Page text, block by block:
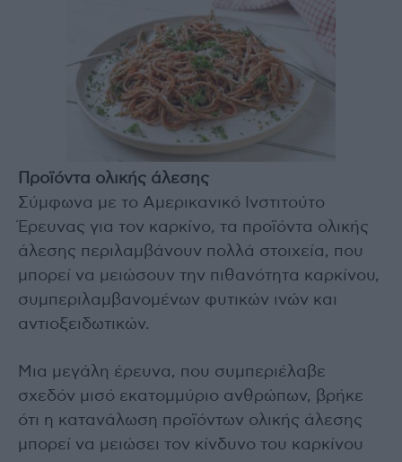
Προϊόντα ολικής άλεσης
Σύμφωνα με το Αμερικανικό Ινστιτούτο
Έρευνας για τον καρκίνο, τα προϊόντα ολικής
άλεσης περιλαμβάνουν πολλά στοιχεία, που
μπορεί να μειώσουν την πιθανότητα καρκίνου,
συμπεριλαμβανομένων φυτικών ινών και
αντιοξειδωτικών.
Μια μεγάλη έρευνα, που συμπεριέλαβε
σχεδόν μισό εκατομμύριο ανθρώπων, βρήκε
ότι η κατανάλωση προϊόντων ολικής άλεσης
μπορεί να μειώσει τον κίνδυνο του καρκίνου